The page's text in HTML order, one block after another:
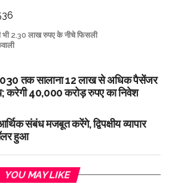
भी 2.30 लाख रुपए के नीचे फिसली
2030 तक सालाना 12 लाख से अधिक पैसेंजर
करेगी 40,000 करोड़ रुपए का निवेश
संबंध मजबूत करेंगे, द्विपक्षीय व्यापार
हुआ
YOU MAY LIKE